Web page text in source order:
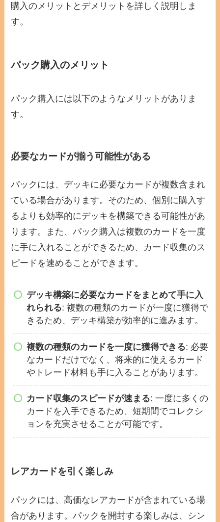
購入のメリットとデメリットを詳しく説明しま
す。
パック購入のメリット
パック購入には以下のようなメリットがありま
す。
必要なカードが揃う可能性がある
パックには、デッキに必要なカードが複数含まれ
ている場合があります。そのため、個別に購入す
るよりも効率的にデッキを構築できる可能性があ
ります。また、パック購入は複数のカードを一度
に手に入れることができるため、カード収集のス
ピードを速めることができます。
デッキ構築に必要なカードをまとめて手に入
れられる: 複数の種類のカードが一度に獲得で
きるため、デッキ構築が効率的に進みます。
複数の種類のカードを一度に獲得できる: 必要
なカードだけでなく、将来的に使えるカード
やトレード材料も手に入ることがあります。
カード収集のスピードが速まる: 一度に多くの
カードを入手できるため、短期間でコレクシ
ョンを充実させることが可能です。
レアカードを引く楽しみ
パックには、高価なレアカードが含まれている場
合があります。パックを開封する楽しみは、シン